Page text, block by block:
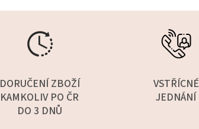
DORUČENÍ ZBOŽÍ
KAMKOLIV PO ČR
DO 3 DNŮ
VSTŘÍCNÉ
JEDNÁNÍ